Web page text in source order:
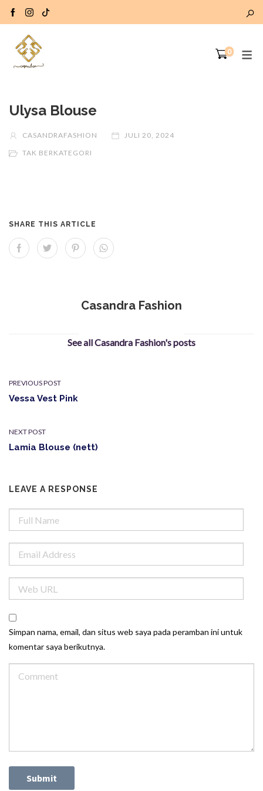
0
Ulysa Blouse
CASANDRAFASHION
JULI 20, 2024
TAK BERKATEGORI
SHARE THIS ARTICLE
Casandra Fashion
See all Casandra Fashion's posts
PREVIOUS POST
Vessa Vest Pink
NEXT POST
Lamia Blouse (nett)
LEAVE A RESPONSE
Simpan nama, email, dan situs web saya pada peramban ini untuk
komentar saya berikutnya.